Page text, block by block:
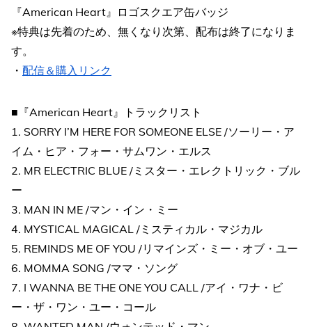
『American Heart』ロゴスクエア缶バッジ
※特典は先着のため、無くなり次第、配布は終了になりま
す。
・ 配信＆購入リンク
■『American Heart』トラックリスト
1. SORRY I’M HERE FOR SOMEONE ELSE /ソーリー・ア
イム・ヒア・フォー・サムワン・エルス
2. MR ELECTRIC BLUE /ミスター・エレクトリック・ブル
ー
3. MAN IN ME /マン・イン・ミー
4. MYSTICAL MAGICAL /ミスティカル・マジカル
5. REMINDS ME OF YOU /リマインズ・ミー・オブ・ユー
6. MOMMA SONG /ママ・ソング
7. I WANNA BE THE ONE YOU CALL /アイ・ワナ・ビ
ー・ザ・ワン・ユー・コール